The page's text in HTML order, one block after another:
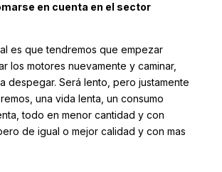
en cuenta en el sector
es que tendremos que empezar
los motores nuevamente y caminar,
despegar. Será lento, pero justamente
una vida lenta, un consumo
todo en menor cantidad y con
de igual o mejor calidad y con mas